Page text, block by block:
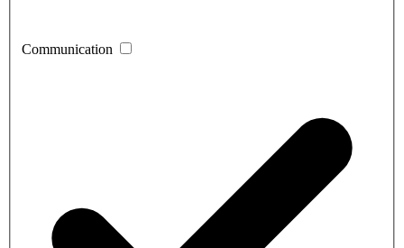
Communication